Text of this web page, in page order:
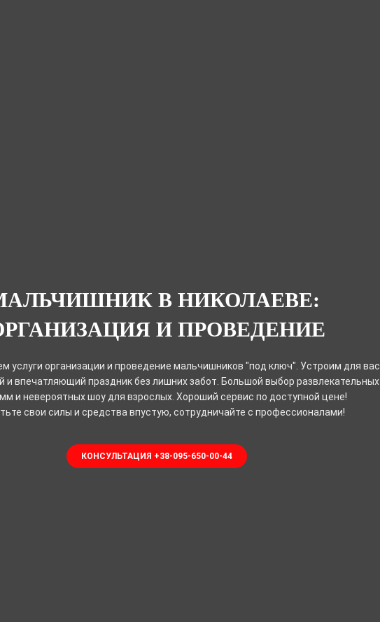
В НИКОЛАЕВЕ:
И ПРОВЕДЕНИЕ
услуги организации и проведение мальчишников "под ключ". Устроим для вас
и впечатляющий праздник без лишних забот. Большой выбор развлекательных
и невероятных шоу для взрослых. Хороший сервис по доступной цене!
свои силы и средства впустую, сотрудничайте с профессионалами!
КОНСУЛЬТАЦИЯ +38-095-650-00-44